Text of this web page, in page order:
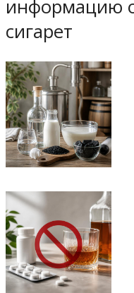
информацию
сигарет